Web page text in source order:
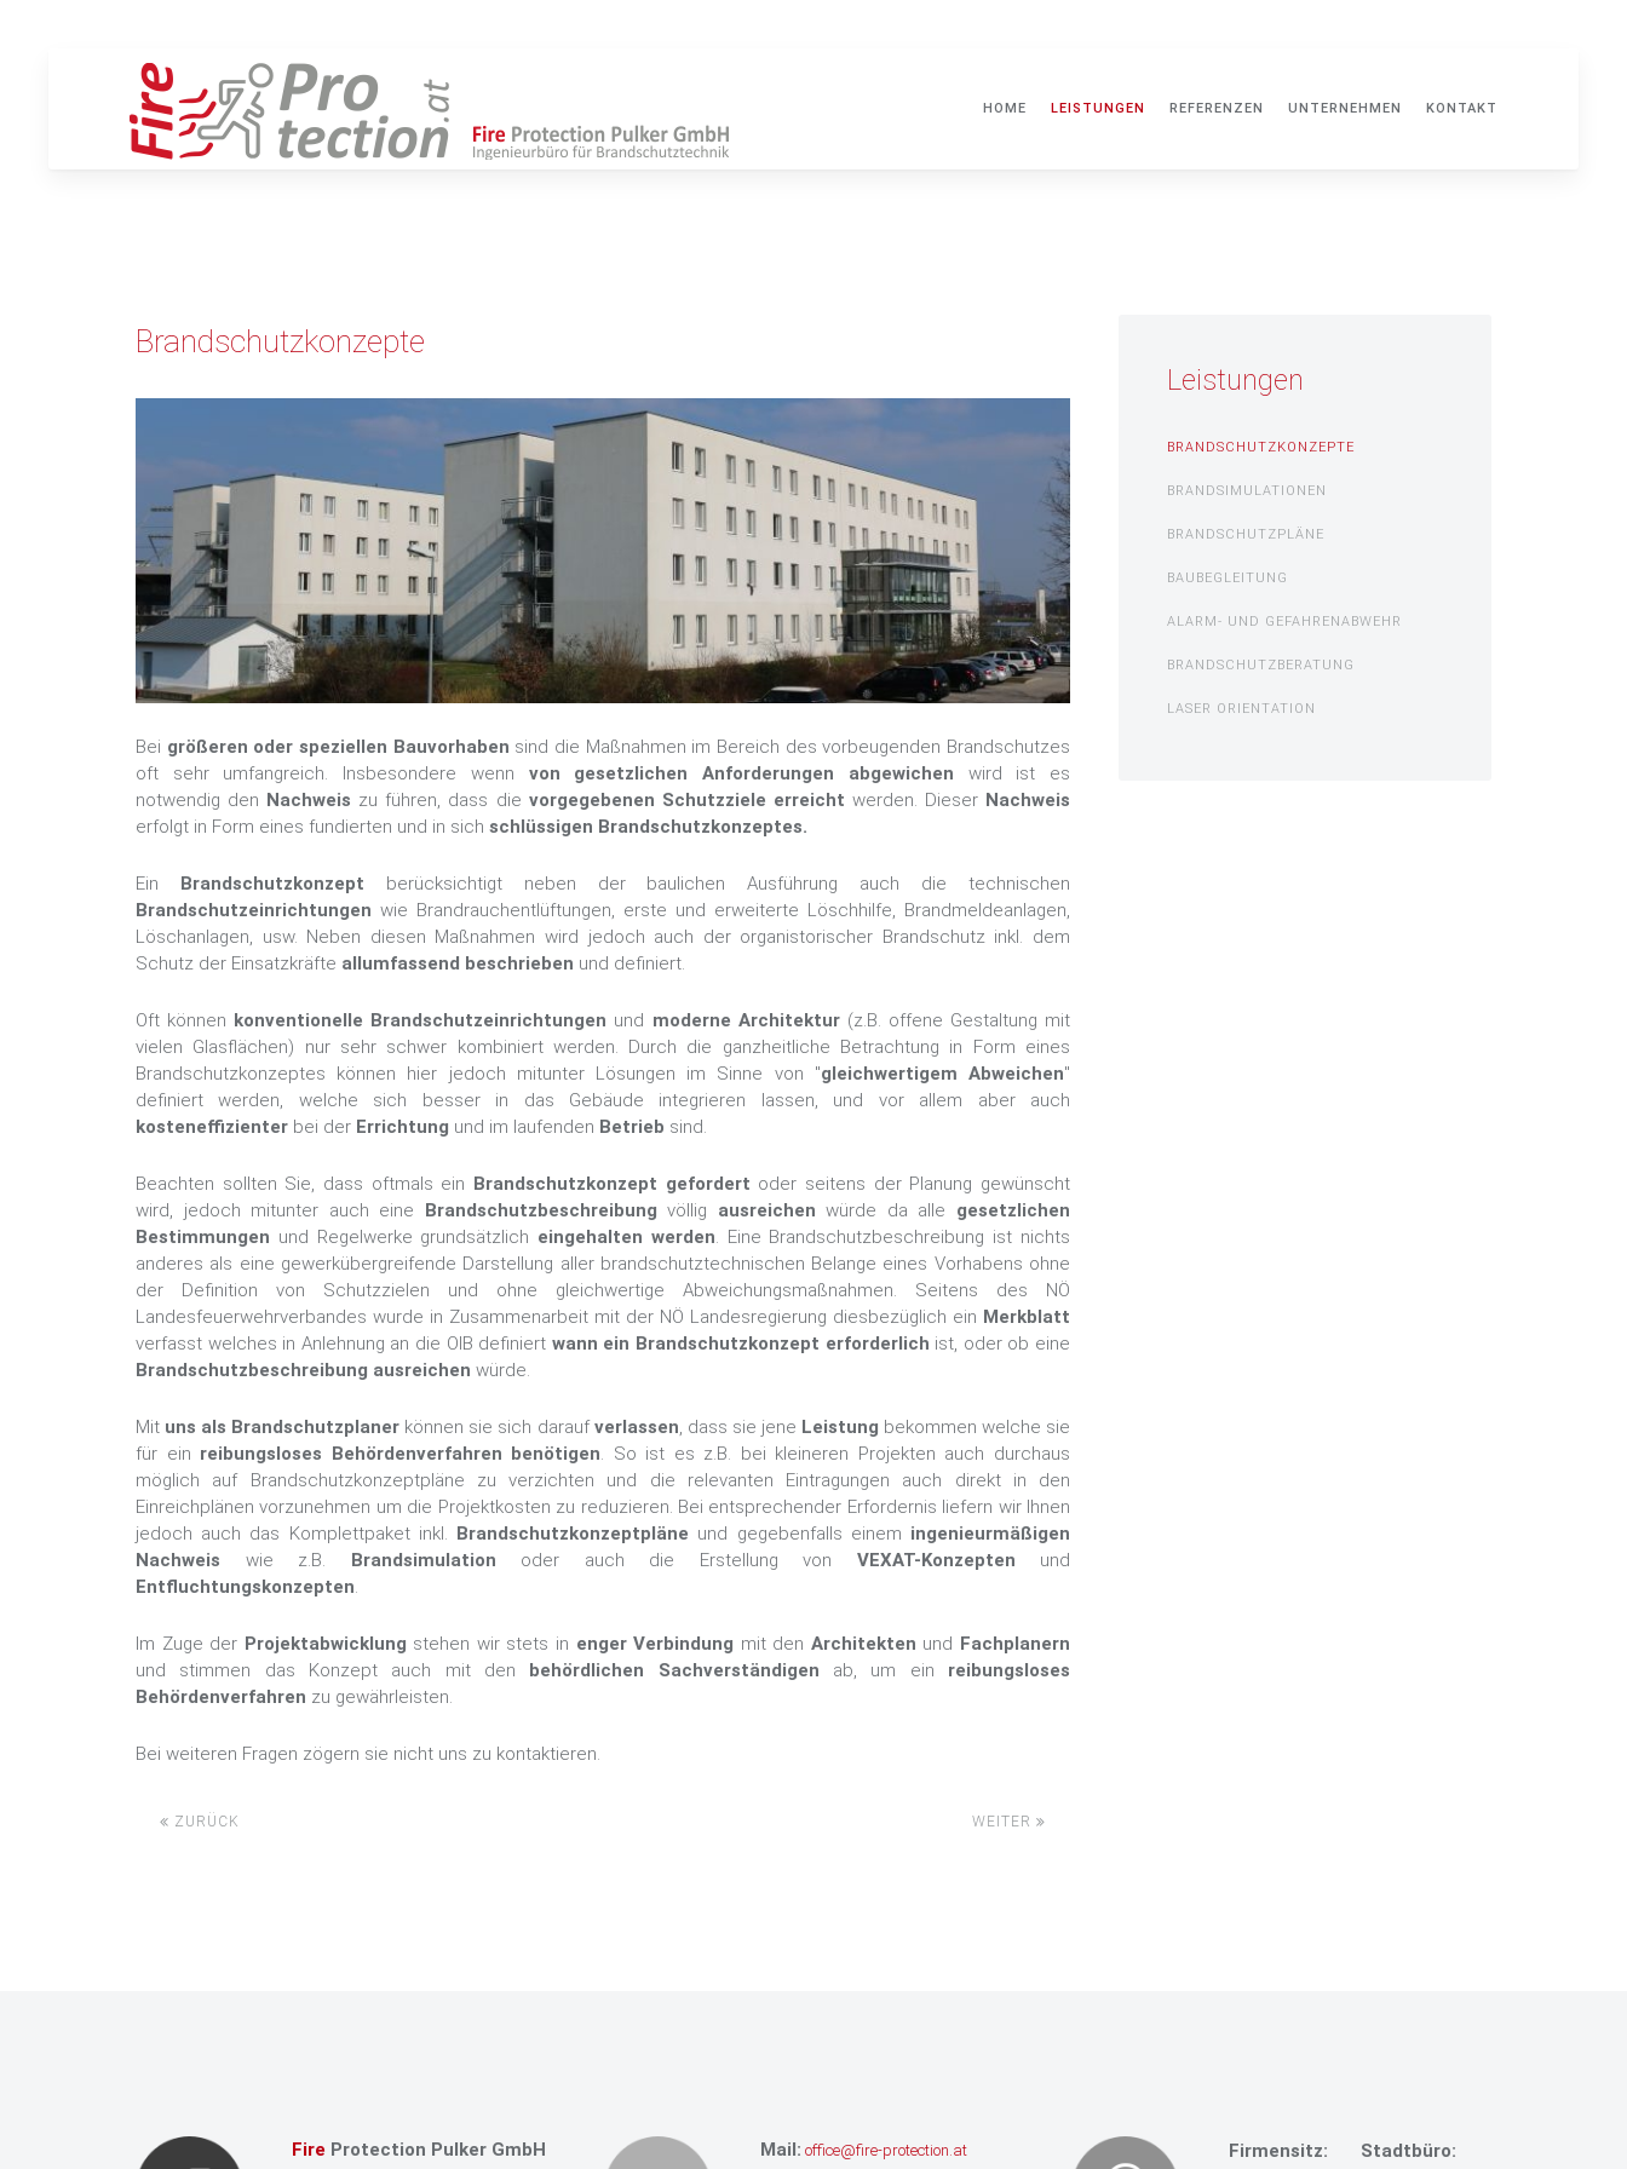
HOME LEISTUNGEN REFERENZEN UNTERNEHMEN KONTAKT
Brandschutzkonzepte
Bei größeren oder speziellen Bauvorhaben sind die Maßnahmen im Bereich des vorbeugenden Brandschutzes
oft sehr umfangreich. Insbesondere wenn von gesetzlichen Anforderungen abgewichen wird ist es
notwendig den Nachweis zu führen, dass die vorgegebenen Schutzziele erreicht werden. Dieser Nachweis
erfolgt in Form eines fundierten und in sich schlüssigen Brandschutzkonzeptes.
Ein Brandschutzkonzept berücksichtigt neben der baulichen Ausführung auch die technischen
Brandschutzeinrichtungen wie Brandrauchentlüftungen, erste und erweiterte Löschhilfe, Brandmeldeanlagen,
Löschanlagen, usw. Neben diesen Maßnahmen wird jedoch auch der organistorischer Brandschutz inkl. dem
Schutz der Einsatzkräfte allumfassend beschrieben und definiert.
Oft können konventionelle Brandschutzeinrichtungen und moderne Architektur(z.B. offene Gestaltung mit
vielen Glasflächen) nur sehr schwer kombiniert werden. Durch die ganzheitliche Betrachtung in Form eines
Brandschutzkonzeptes können hier jedoch mitunter Lösungen im Sinne von "gleichwertigem Abweichen"
definiert werden, welche sich besser in das Gebäude integrieren lassen, und vor allem aber auch
kosteneffizienter bei der Errichtung und im laufenden Betrieb sind.
Beachten sollten Sie, dass oftmals ein Brandschutzkonzept gefordert oder seitens der Planung gewünscht
wird, jedoch mitunter auch eine Brandschutzbeschreibung völlig ausreichen würde da alle gesetzlichen
Bestimmungen und Regelwerke grundsätzlich eingehalten werden. Eine Brandschutzbeschreibung ist nichts
anderes als eine gewerkübergreifende Darstellung aller brandschutztechnischen Belange eines Vorhabens ohne
der Definition von Schutzzielen und ohne gleichwertige Abweichungsmaßnahmen. Seitens des NÖ
Landesfeuerwehrverbandes wurde in Zusammenarbeit mit der NÖ Landesregierung diesbezüglich ein Merkblatt
verfasst welches in Anlehnung an die OIB definiert wann ein Brandschutzkonzept erforderlich ist, oder ob eine
Brandschutzbeschreibung ausreichen würde.
Mit uns als Brandschutzplaner können sie sich daraufverlassen, dass sie jene Leistung bekommen welche sie
für ein reibungsloses Behördenverfahren benötigen. So ist es z.B. bei kleineren Projekten auch durchaus
möglich auf Brandschutzkonzeptpläne zu verzichten und die relevanten Eintragungen auch direkt in den
Einreichplänen vorzunehmen um die Projektkosten zu reduzieren. Bei entsprechender Erfordernis liefern wir Ihnen
jedoch auch das Komplettpaket inkl. Brandschutzkonzeptpläne und gegebenfalls einem ingenieurmäßigen
Nachweis wie z.B. Brandsimulation oder auch die Erstellung von VEXAT-Konzepten und
Entfluchtungskonzepten.
Im Zuge der Projektabwicklung stehen wir stets in enger Verbindung mit den Architekten und Fachplanern
und stimmen das Konzept auch mit den behördlichen Sachverständigen ab, um ein reibungsloses
Behördenverfahren zu gewährleisten.
Bei weiteren Fragen zögern sie nicht uns zu kontaktieren.
ZURÜCK WEITER
Leistungen
BRANDSCHUTZKONZEPTE
BRANDSIMULATIONEN
BRANDSCHUTZPLÄNE
BAUBEGLEITUNG
ALARM- UND GEFAHRENABWEHR
BRANDSCHUTZBERATUNG
LASER ORIENTATION
Fire Protection Pulker GmbH Mail: office@fire-protection.at Firmensitz: Stadtbüro: